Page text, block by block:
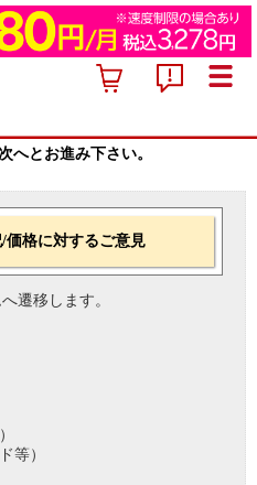
へとお進み下さい。
価格に対するご意見
遷移します。
等）